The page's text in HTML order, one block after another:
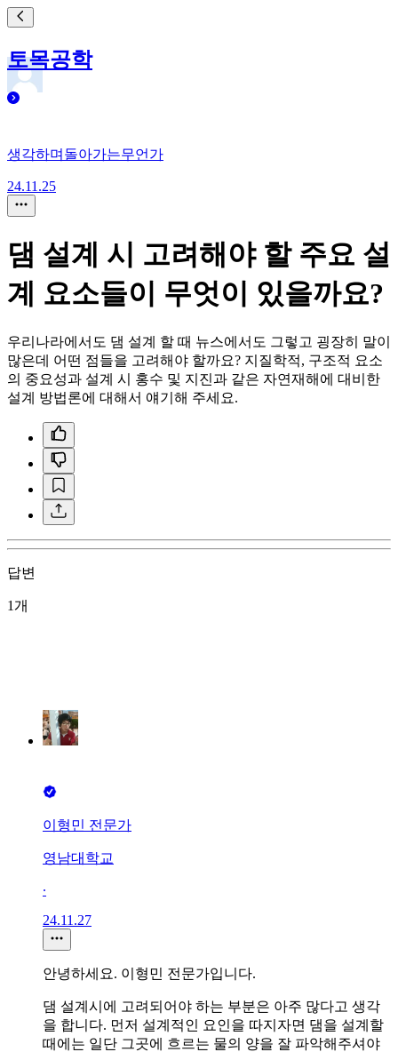
토목공학
생각하며돌아가는무언가
24.11.25
댐 설계 시 고려해야 할 주요 설
계 요소들이 무엇이 있을까요?
우리나라에서도 댐 설계 할 때 뉴스에서도 그렇고 굉장히 말이
많은데 어떤 점들을 고려해야 할까요? 지질학적, 구조적 요소
의 중요성과 설계 시 홍수 및 지진과 같은 자연재해에 대비한
설계 방법론에 대해서 얘기해 주세요.
답변
1개
이형민 전문가
영남대학교
∙
24.11.27
안녕하세요. 이형민 전문가입니다.
댐 설계시에 고려되어야 하는 부분은 아주 많다고 생각
을 합니다. 먼저 설계적인 요인을 따지자면 댐을 설계할
때에는 일단 그곳에 흐르는 물의 양을 잘 파악해주셔야